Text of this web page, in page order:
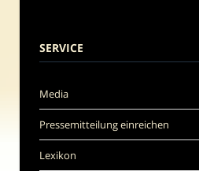
SERVICE
Media
Pressemitteilung einreichen
Lexikon